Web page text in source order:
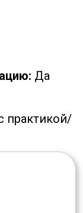
Да
практикой/